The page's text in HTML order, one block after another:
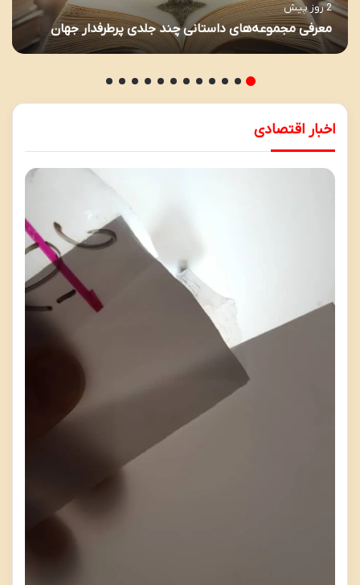
2 روز پیش
معرفی مجموعه‌های داستانی چند جلدی پرطرفدار جهان
اخبار اقتصادی